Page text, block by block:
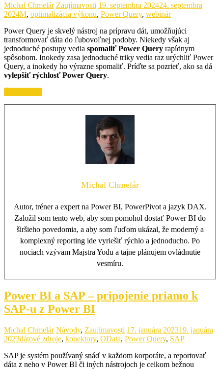
Michal Chmelár Zaujímavosti 19. septembra 202424. septembra
2024M, optimalizácia výkonu, Power Query, webinár
Power Query je skvelý nástroj na prípravu dát, umožňujúci
transformovať dáta do ľubovoľnej podoby. Niekedy však aj
jednoduché postupy vedia spomaliť Power Query rapídnym
spôsobom. Inokedy zasa jednoduché triky vedia raz urýchliť Power
Query, a inokedy ho výrazne spomaliť. Príďte sa pozrieť, ako sa dá
vylepšiť rýchlosť Power Query.
Michal Chmelár
Autor, tréner a expert na Power BI, PowerPivot a jazyk DAX.
Založil som tento web, aby som pomohol dostať Power BI do
širšieho povedomia, a aby som ľuďom ukázal, že moderný a
komplexný reporting ide vyriešiť rýchlo a jednoducho. Po
nociach vzývam Majstra Yodu a tajne plánujem ovládnutie
vesmíru.
Power BI a SAP – pripojenie priamo k
SAP-u z Power BI
Michal Chmelár Návody, Zaujímavosti 17. januára 202319. januára
2023dátové zdroje, konektory, OData, Power Query, SAP
SAP je systém používaný snáď v každom korporáte, a reportovať
dáta z neho v Power BI či iných nástrojoch je celkom bežnou